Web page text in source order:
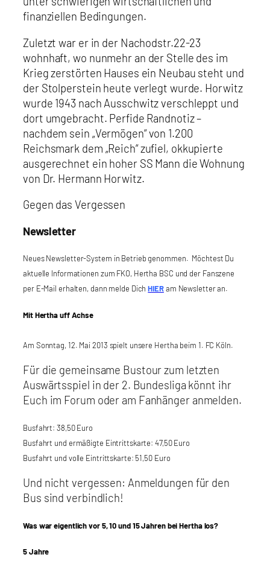
finanziellen Bedingungen.
Zuletzt war er in der Nachodstr.22-23
wohnhaft, wo nunmehr an der Stelle des im
Krieg zerstörten Hauses ein Neubau steht und
der Stolperstein heute verlegt wurde. Horwitz
wurde 1943 nach Ausschwitz verschleppt und
dort umgebracht. Perfide Randnotiz –
nachdem sein „Vermögen“ von 1.200
Reichsmark dem „Reich“ zufiel, okkupierte
ausgerechnet ein hoher SS Mann die Wohnung
von Dr. Hermann Horwitz.
Gegen das Vergessen
Newsletter
Neues Newsletter-System in Betrieb genommen. Möchtest Du
aktuelle Informationen zum FKO, Hertha BSC und der Fanszene
per E-Mail erhalten, dann melde Dich HIERam Newsletter an.
Mit Hertha uff Achse
Am Sonntag, 12. Mai 2013 spielt unsere Hertha beim 1. FC Köln.
Für die gemeinsame Bustour zum letzten
Auswärtsspiel in der 2. Bundesliga könnt ihr
Euch im Forum oder am Fanhänger anmelden.
Busfahrt: 38,50 Euro
Busfahrt und ermäßigte Eintrittskarte: 47,50 Euro
Busfahrt und volle Eintrittskarte: 51,50 Euro
Und nicht vergessen: Anmeldungen für den
Bus sind verbindlich!
Was war eigentlich vor 5, 10 und 15 Jahren bei Hertha los?
5 Jahre